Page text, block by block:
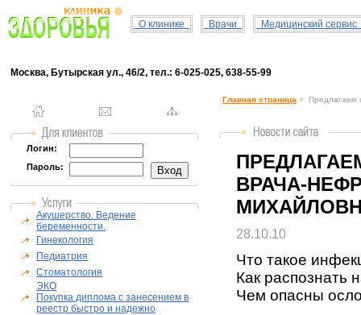
О клинике Врачи Медицинский сервис
Москва, Бутырская ул., 46/2, тел.: 6-025-025, 638-55-99
Логин:
Пароль:
Акушерство. Ведение
беременности.
Гинекология
Педиатрия
Стоматология
ЭКО
Покупка диплома с занесением в
реестр быстро и надежно
Главная страница > Предлагаем
ВРАЧА-
28.10.10
Что такое
Как распознать
Чем опасны